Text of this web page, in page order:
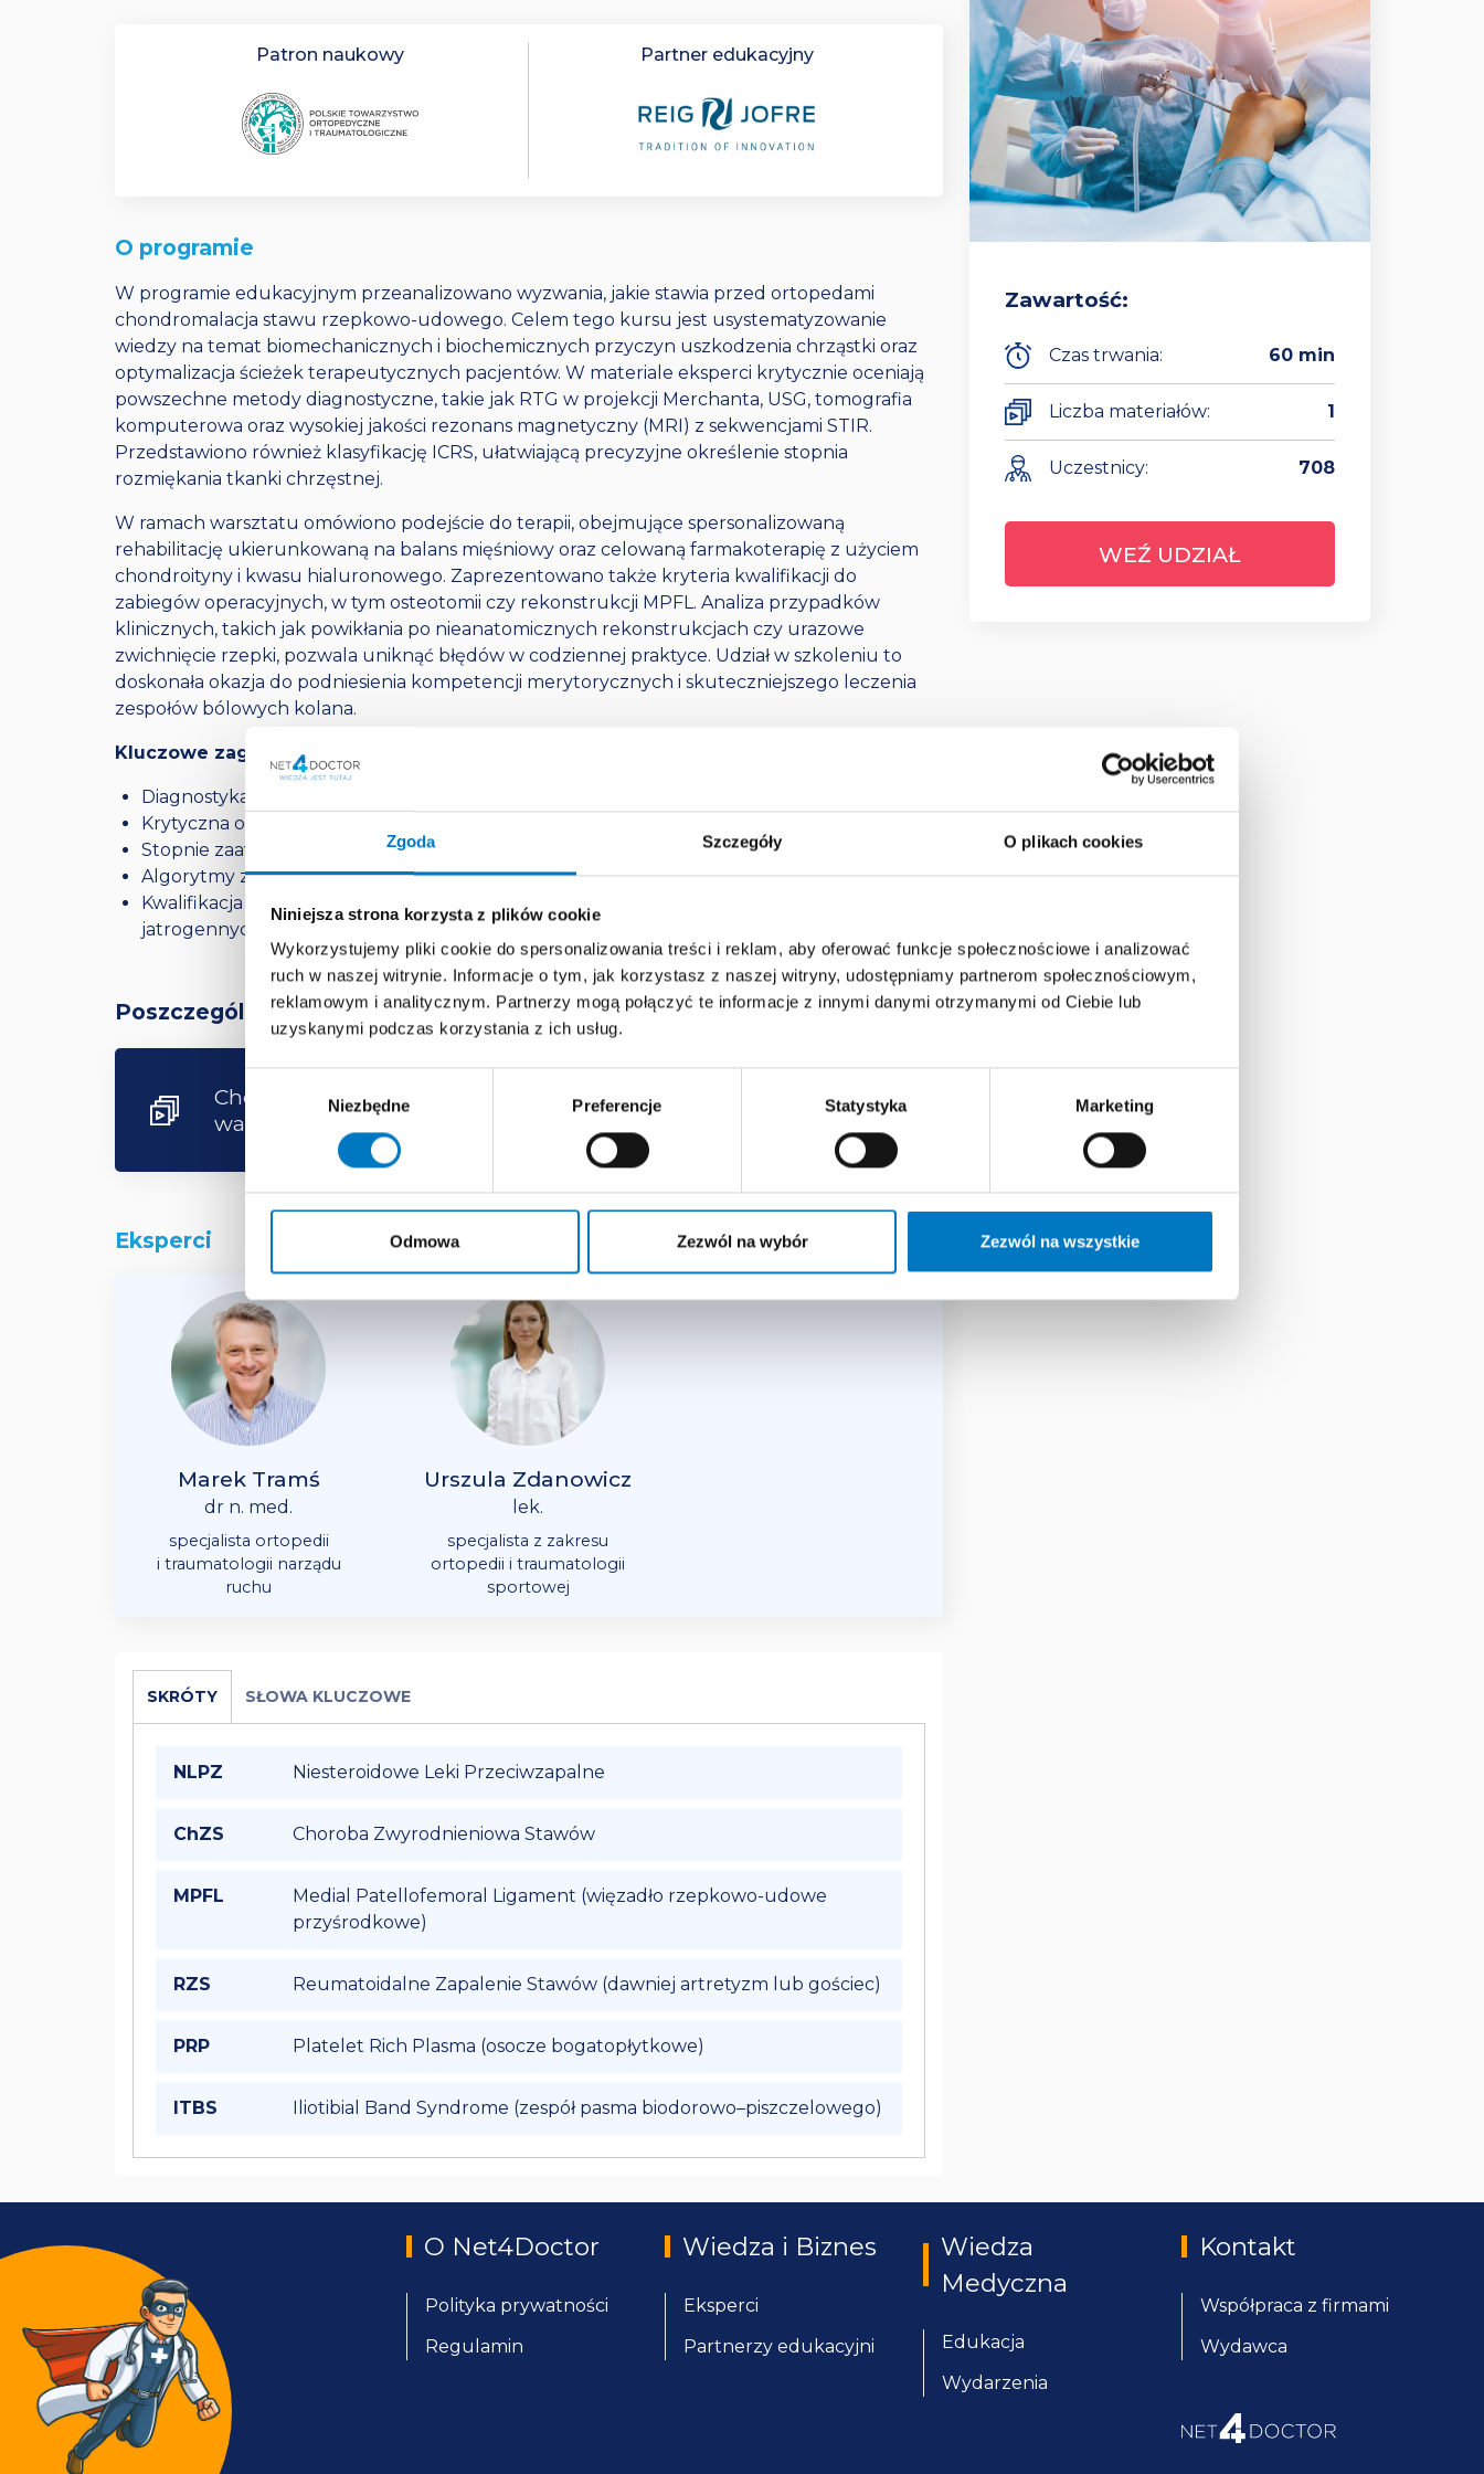
Zgoda Szczegóły O plikach cookies
Niniejsza strona korzysta z plików cookie
Wykorzystujemy pliki cookie do spersonalizowania treści i reklam, aby oferować funkcje społecznościowe i analizować
ruch w naszej witrynie. Informacje o tym, jak korzystasz z naszej witryny, udostępniamy partnerom społecznościowym,
reklamowym i analitycznym. Partnerzy mogą połączyć te informacje z innymi danymi otrzymanymi od Ciebie lub
uzyskanymi podczas korzystania z ich usług.
zgody
Niezbędne Preferencje Statystyka Marketing
Odmowa Zezwól na wybór Zezwól na wszystkie
Patron naukowy Partner edukacyjny
O programie
W programie edukacyjnym przeanalizowano wyzwania, jakie stawia przed ortopedami
chondromalacja stawu rzepkowo-udowego. Celem tego kursu jest usystematyzowanie
wiedzy na temat biomechanicznych i biochemicznych przyczyn uszkodzenia chrząstki oraz
optymalizacja ścieżek terapeutycznych pacjentów. W materiale eksperci krytycznie oceniają
powszechne metody diagnostyczne, takie jak RTG w projekcji Merchanta, USG, tomografia
komputerowa oraz wysokiej jakości rezonans magnetyczny (MRI) z sekwencjami STIR.
Przedstawiono również klasyfikację ICRS, ułatwiającą precyzyjne określenie stopnia
rozmiękania tkanki chrzęstnej.
W ramach warsztatu omówiono podejście do terapii, obejmujące spersonalizowaną
rehabilitację ukierunkowaną na balans mięśniowy oraz celowaną farmakoterapię z użyciem
chondroityny i kwasu hialuronowego. Zaprezentowano także kryteria kwalifikacji do
zabiegów operacyjnych, w tym osteotomii czy rekonstrukcji MPFL. Analiza przypadków
klinicznych, takich jak powikłania po nieanatomicznych rekonstrukcjach czy urazowe
zwichnięcie rzepki, pozwala uniknąć błędów w codziennej praktyce. Udział w szkoleniu to
doskonała okazja do podniesienia kompetencji merytorycznych i skuteczniejszego leczenia
zespołów bólowych kolana.
Kluczowe zagadnienia
Diagnostyka różnicowa i etiologia bólów przedniego przedziału kolana.
Krytyczna ocena wartości diagnostycznej badań USG, RTG, MRI oraz artro-TK.
Stopnie zaawansowania uszkodzeń struktury chrząstki według klasyfikacji ICRS.
Algorytmy zachowawcze: rola farmakoterapii i nowoczesnej rehabilitacji biomechanicznej.
Kwalifikacja do zaawansowanego leczenia operacyjnego oraz analiza powikłań
jatrogennych.
Poszczególne materiały składające się na program edukacyjny
Chondromalacja stawu rzepkowo-udowego – praktyczny
warsztat diagnostyczny
lock
Eksperci
Marek Tramś
dr n. med.
specjalista ortopedii
i traumatologii narządu
ruchu
Urszula Zdanowicz
lek.
specjalista z zakresu
ortopedii i traumatologii
sportowej
SKRÓTY SŁOWA KLUCZOWE
NLPZ Niesteroidowe Leki Przeciwzapalne
ChZS Choroba Zwyrodnieniowa Stawów
MPFL
Medial Patellofemoral Ligament (więzadło rzepkowo-udowe
przyśrodkowe)
RZS Reumatoidalne Zapalenie Stawów (dawniej artretyzm lub gościec)
PRP Platelet Rich Plasma (osocze bogatopłytkowe)
ITBS Iliotibial Band Syndrome (zespół pasma biodorowo–piszczelowego)
Zawartość:
Czas trwania: 60 min
Liczba materiałów: 1
Uczestnicy: 708
WEŹ UDZIAŁ
O Net4Doctor
Polityka prywatności
Regulamin
Wiedza i Biznes
Eksperci
Partnerzy edukacyjni
Wiedza
Medyczna
Edukacja
Wydarzenia
Kontakt
Współpraca z firmami
Wydawca